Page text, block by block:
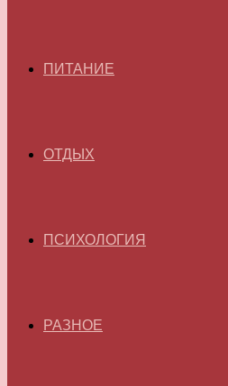
ПИТАНИЕ
ОТДЫХ
ПСИХОЛОГИЯ
РАЗНОЕ